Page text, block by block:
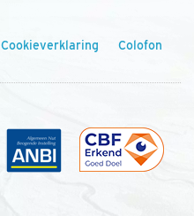
Cookieverklaring Colofon